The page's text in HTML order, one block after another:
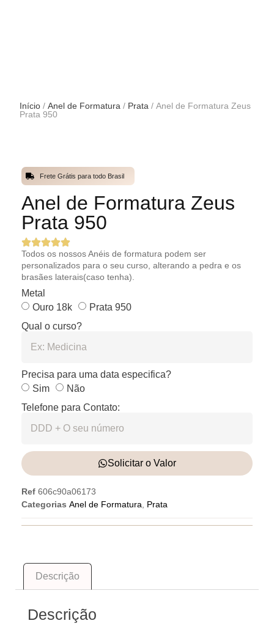
Início / Anel de Formatura / Prata / Anel de Formatura Zeus
Prata 950
Frete Grátis para todo Brasil
Anel de Formatura Zeus
Prata 950
Todos os nossos Anéis de formatura podem ser
personalizados para o seu curso, alterando a pedra e os
brasães laterais(caso tenha).
Metal
Ouro 18k
Prata 950
Qual o curso?
Precisa para uma data especifica?
Sim
Não
Telefone para Contato:
Solicitar o Valor
Ref 606c90a06173
Categorias Anel de Formatura, Prata
Descrição
Descrição